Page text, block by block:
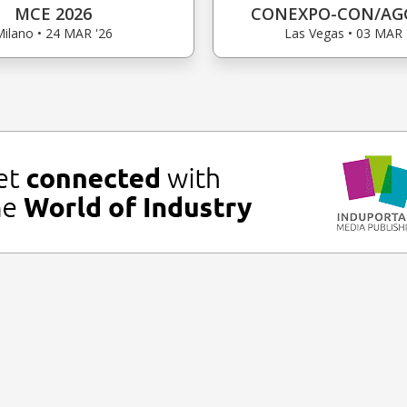
MCE 2026
• 24 MAR '26
CONEXPO-CON/
Las Vegas • 03 MAR